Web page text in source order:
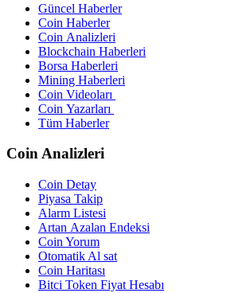
Güncel Haberler
Coin Haberler
Coin Analizleri
Blockchain Haberleri
Borsa Haberleri
Mining Haberleri
Coin Videoları
Coin Yazarları
Tüm Haberler
Coin Analizleri
Coin Detay
Piyasa Takip
Alarm Listesi
Artan Azalan Endeksi
Coin Yorum
Otomatik Al sat
Coin Haritası
Bitci Token Fiyat Hesabı